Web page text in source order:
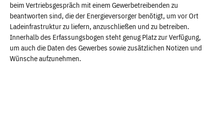
beim Vertriebsgespräch mit einem Gewerbetreibenden zu
beantworten sind, die der Energieversorger benötigt, um vor Ort
Ladeinfrastruktur zu liefern, anzuschließen und zu betreiben.
Innerhalb des Erfassungsbogen steht genug Platz zur Verfügung,
um auch die Daten des Gewerbes sowie zusätzlichen Notizen und
Wünsche aufzunehmen.